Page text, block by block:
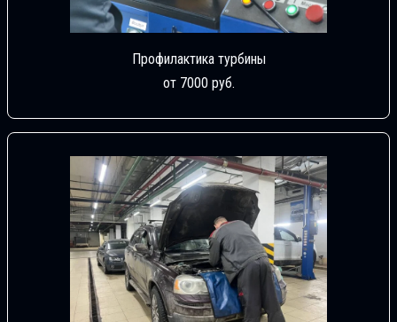
Профилактика турбины
от 7000 руб.